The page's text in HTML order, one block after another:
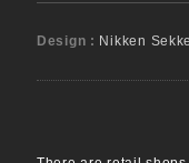
Design : Nikken